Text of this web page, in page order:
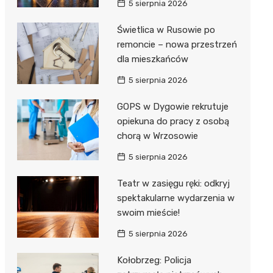
5 sierpnia 2026
Świetlica w Rusowie po
remoncie – nowa przestrzeń
dla mieszkańców
5 sierpnia 2026
GOPS w Dygowie rekrutuje
opiekuna do pracy z osobą
chorą w Wrzosowie
5 sierpnia 2026
Teatr w zasięgu ręki: odkryj
spektakularne wydarzenia w
swoim mieście!
5 sierpnia 2026
Kołobrzeg: Policja